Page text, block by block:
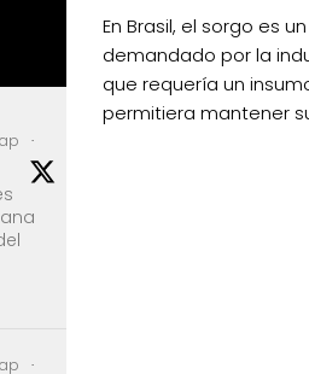
En Brasil, el sorgo es
demandado por la
que requería un
permitiera mantener
·
·